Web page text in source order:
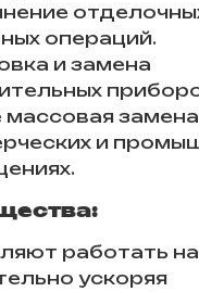
операций.
и замена
массовая
и
работать
ускоряя